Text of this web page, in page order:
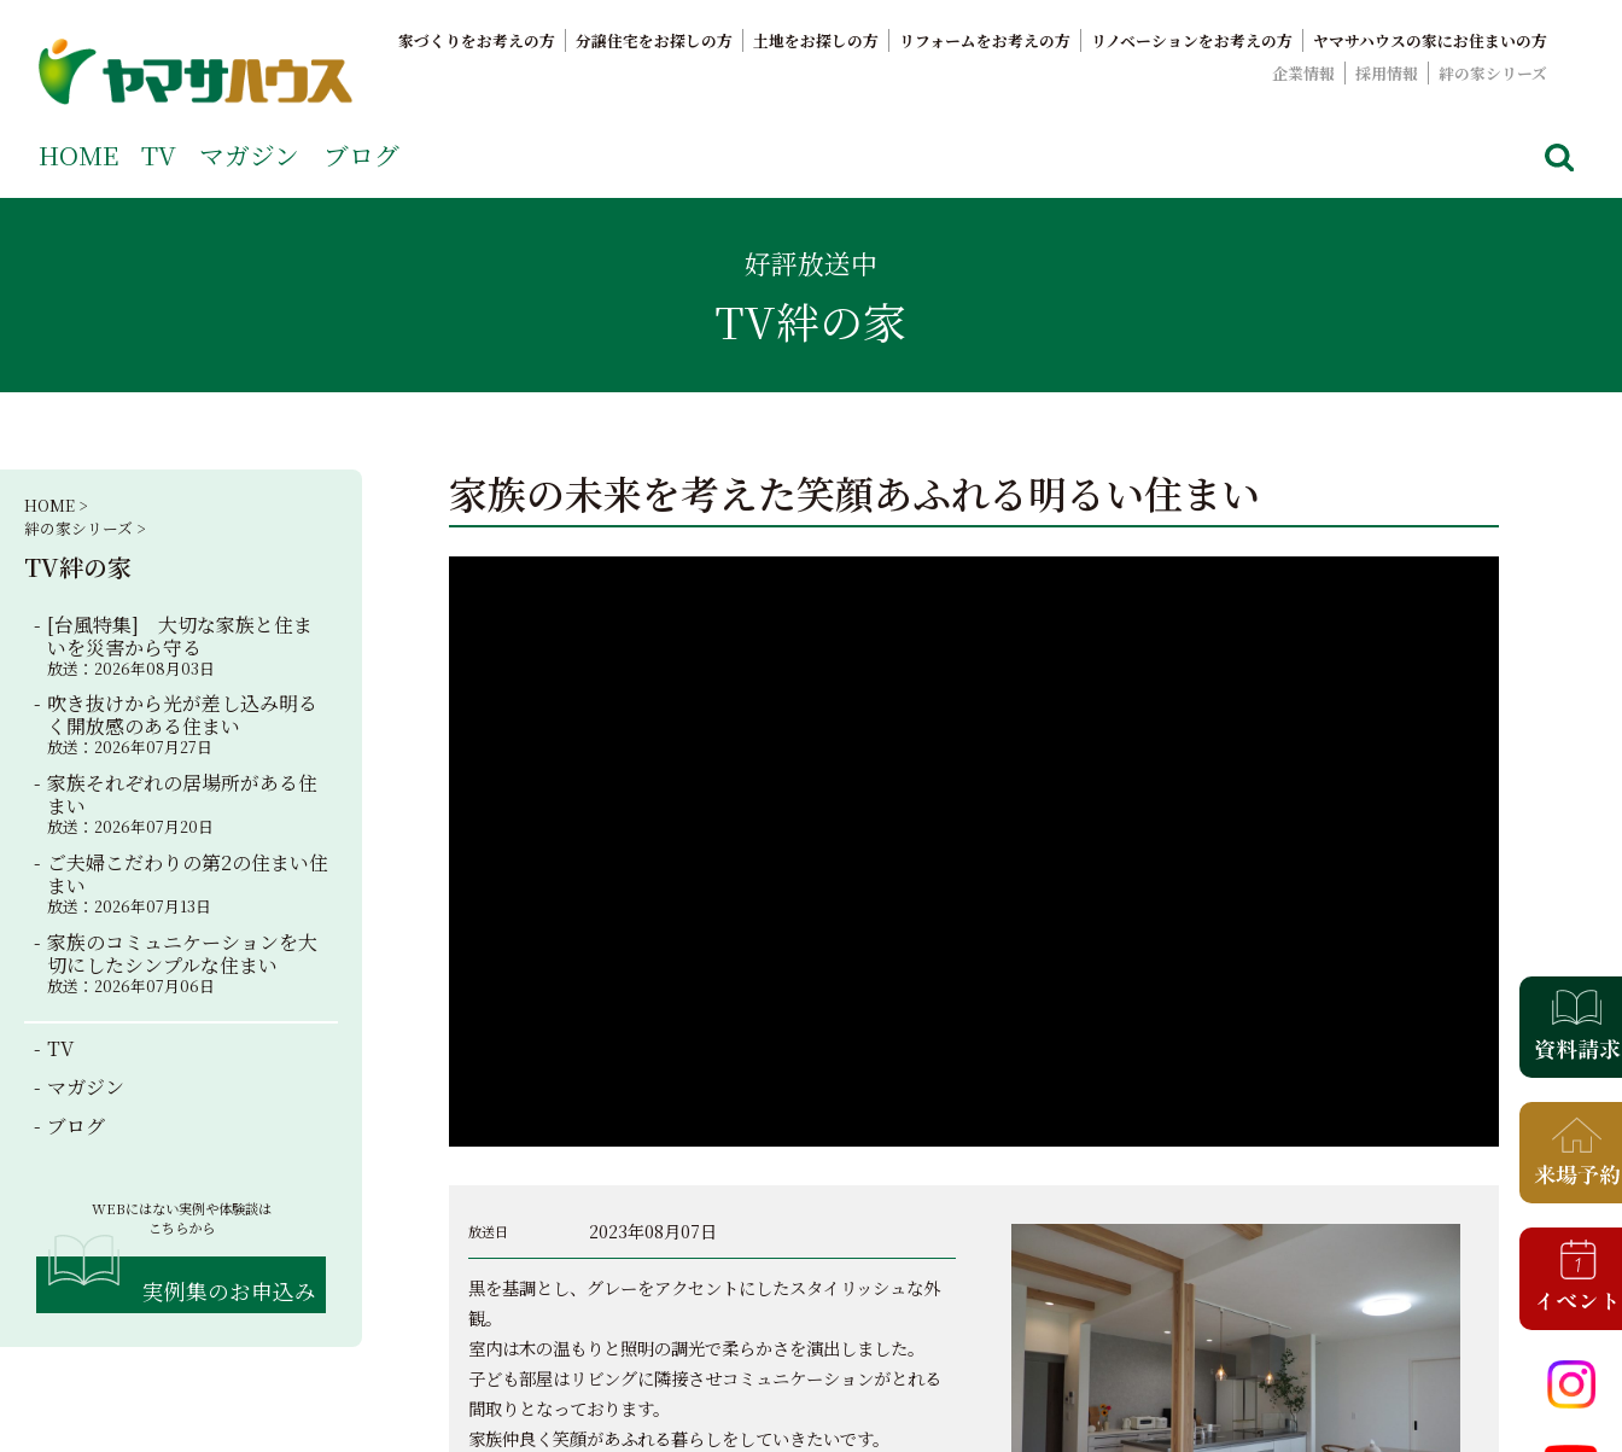
ご覧ください。
家づくりをお考えの方 分譲住宅をお探しの方 土地をお探しの方 リフォームをお考えの方 リノベーションをお考えの方
ヤマサハウスの家にお住まいの方
企業情報
採用情報 絆の家シリーズ
HOME TV マガジン ブログ
好評放送中
TV絆の家
家族の未来を考えた笑顔あふれる明るい住まい
放送日 2023年08月07日
黒を基調とし、グレーをアクセントにしたスタイリッシュな外
観。
室内は木の温もりと照明の調光で柔らかさを演出しました。
子ども部屋はリビングに隣接させコミュニケーションがとれる
間取りとなっております。
家族仲良く笑顔があふれる暮らしをしていきたいです。
HOME >
絆の家シリーズ >
TV絆の家
[台風特集] 大切な家族と住ま
いを災害から守る
放送：2026年08月03日
吹き抜けから光が差し込み明る
く開放感のある住まい
放送：2026年07月27日
家族それぞれの居場所がある住
まい
放送：2026年07月20日
ご夫婦こだわりの第2の住まい住
まい
放送：2026年07月13日
家族のコミュニケーションを大
切にしたシンプルな住まい
放送：2026年07月06日
TV
マガジン
ブログ
WEBにはない実例や体験談は
こちらから
実例集のお申込み